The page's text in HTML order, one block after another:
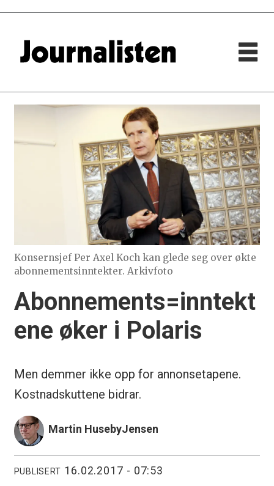
Konsernsjef Per Axel Koch kan glede seg over økte
abonnementsinntekter. Arkivfoto
Abonnements=inntekt
ene øker i Polaris
Men demmer ikke opp for annonsetapene.
Kostnadskuttene bidrar.
Martin HusebyJensen
PUBLISERT 16.02.2017 - 07:53